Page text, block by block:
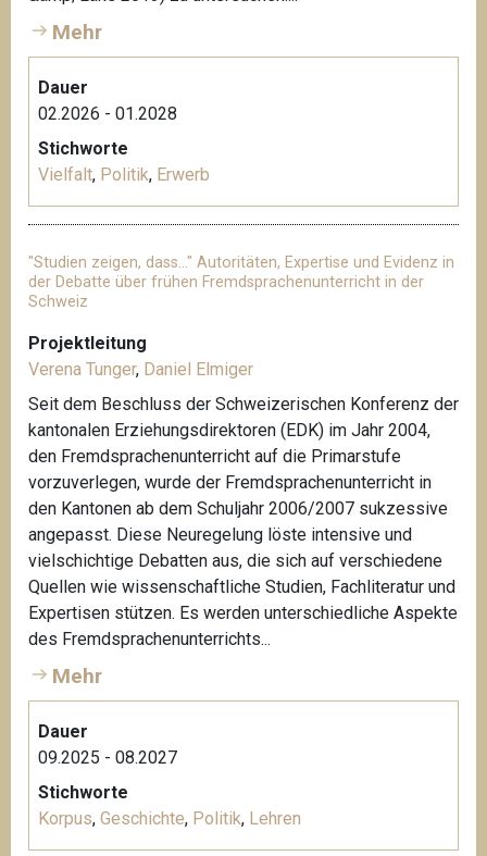
Mehr
Dauer
02.2026 - 01.2028
Stichworte
Vielfalt, Politik, Erwerb
"Studien zeigen, dass…" Autoritäten, Expertise und Evidenz in
der Debatte über frühen Fremdsprachenunterricht in der
Schweiz
Projektleitung
Verena Tunger, Daniel Elmiger
Seit dem Beschluss der Schweizerischen Konferenz der
kantonalen Erziehungsdirektoren (EDK) im Jahr 2004,
den Fremdsprachenunterricht auf die Primarstufe
vorzuverlegen, wurde der Fremdsprachenunterricht in
den Kantonen ab dem Schuljahr 2006/2007 sukzessive
angepasst. Diese Neuregelung löste intensive und
vielschichtige Debatten aus, die sich auf verschiedene
Quellen wie wissenschaftliche Studien, Fachliteratur und
Expertisen stützen. Es werden unterschiedliche Aspekte
des Fremdsprachenunterrichts...
Mehr
Dauer
09.2025 - 08.2027
Stichworte
Korpus, Geschichte, Politik, Lehren